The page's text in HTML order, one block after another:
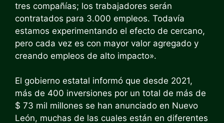
tres compañías; los trabajadores serán
contratados para 3.000 empleos. Todavía
estamos experimentando el efecto de cercano,
pero cada vez es con mayor valor agregado y
creando empleos de alto impacto».
El gobierno estatal informó que desde 2021,
más de 400 inversiones por un total de más de
$ 73 mil millones se han anunciado en Nuevo
León, muchas de las cuales están en diferentes